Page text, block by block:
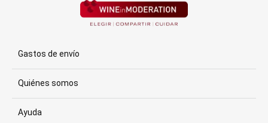
Gastos de envío
Quiénes somos
Ayuda